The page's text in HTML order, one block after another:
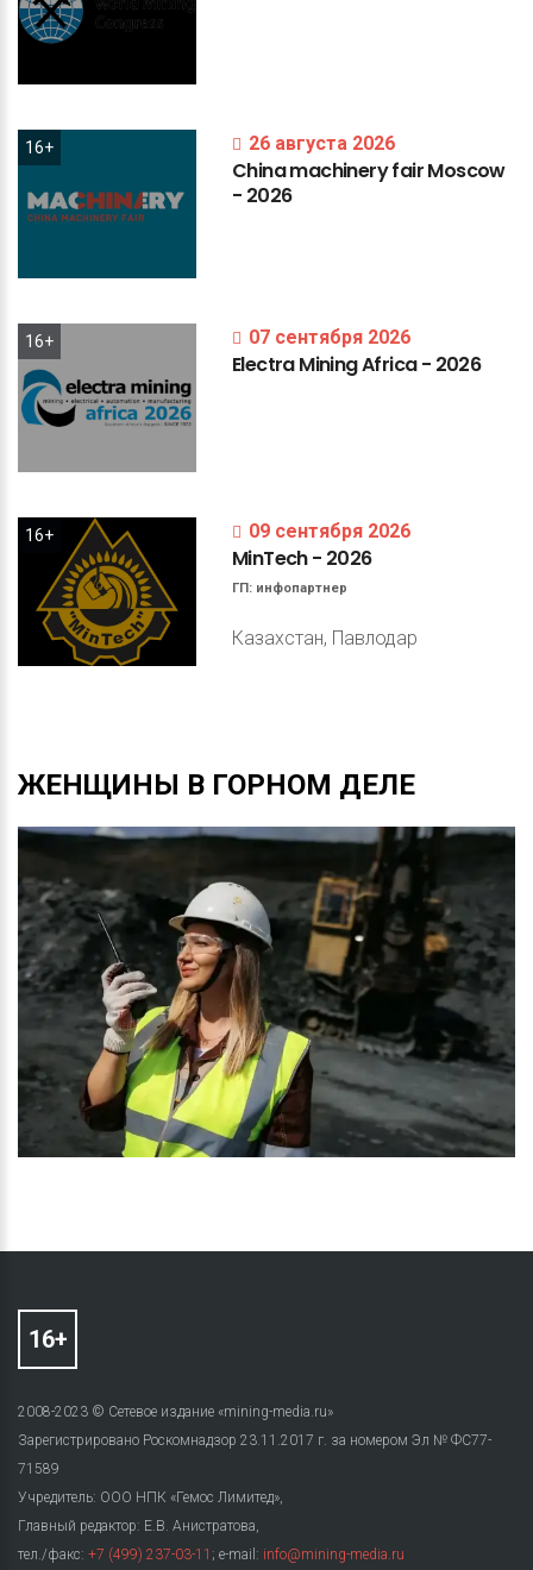
16+ 26 августа 2026
ChinamachineryfairMoscow
- 2026
16+ 07 сентября 2026
ElectraMiningAfrica- 2026
16+ 09 сентября 2026
MinTech- 2026
ГП: инфопартнер
Казахстан, Павлодар
ЖЕНЩИНЫ В ГОРНОМ ДЕЛЕ
2008-2023 © Сетевое издание «mining-media.ru»
Зарегистрировано Роскомнадзор 23.11.2017 г. за номером Эл № ФС77-
71589
Учредитель: ООО НПК «Гемос Лимитед»,
Главный редактор: Е.В. Анистратова,
тел./факс: +7 (499) 237-03-11 ; e-mail: info@mining-media.ru